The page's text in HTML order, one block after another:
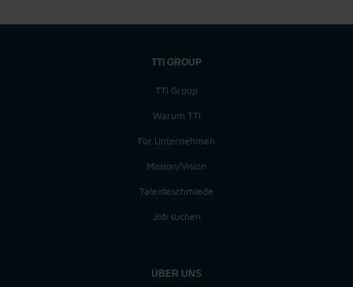
TTI GROUP
TTI Group
Warum TTI
Für Unternehmen
Mission/Vision
Talenteschmiede
Job suchen
ÜBER UNS